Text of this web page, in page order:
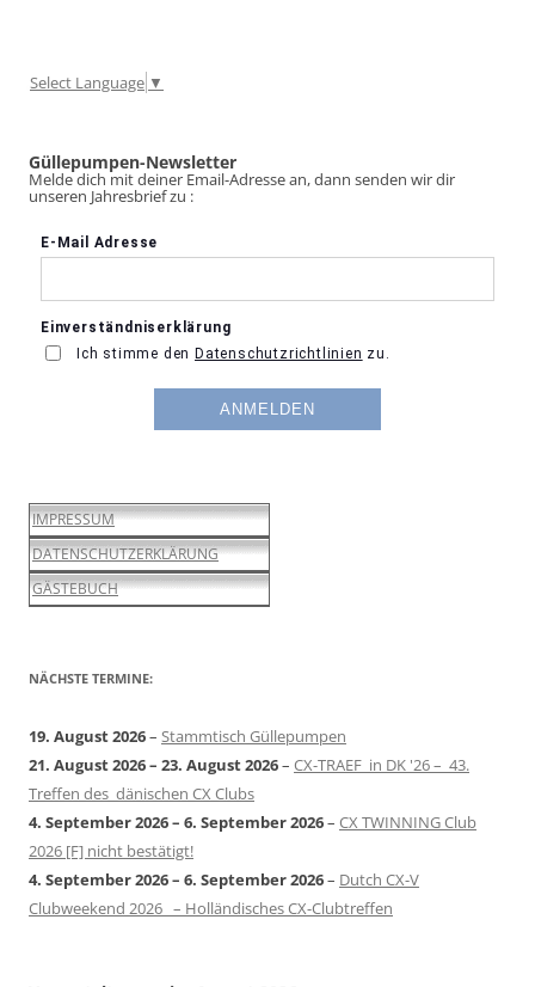
Select Language ▼
Güllepumpen-Newsletter
Melde dich mit deiner Email-Adresse an, dann senden wir dir
unseren Jahresbrief zu :
IMPRESSUM
DATENSCHUTZERKLÄRUNG
GÄSTEBUCH
NÄCHSTE TERMINE:
19. August 2026– Stammtisch Güllepumpen
21. August 2026– 23. August 2026– CX-TRAEF in DK '26 – 43.
Treffen des dänischen CX Clubs
4. September 2026– 6. September 2026– CX TWINNING Club
2026 [F] nicht bestätigt!
4. September 2026– 6. September 2026– Dutch CX-V
Clubweekend 2026 – Holländisches CX-Clubtreffen